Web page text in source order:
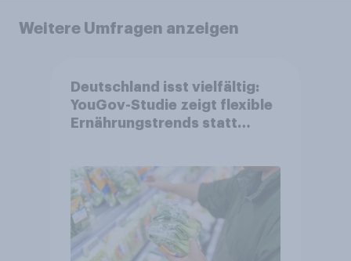
Weitere Umfragen anzeigen
Deutschland isst vielfältig:
YouGov-Studie zeigt flexible
Ernährungstrends statt